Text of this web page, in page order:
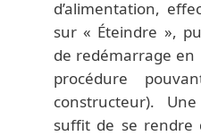
d’alimentation,
sur « Éteindre »,
de redémarrage en
procédure
constructeur).
suffit de se rendre